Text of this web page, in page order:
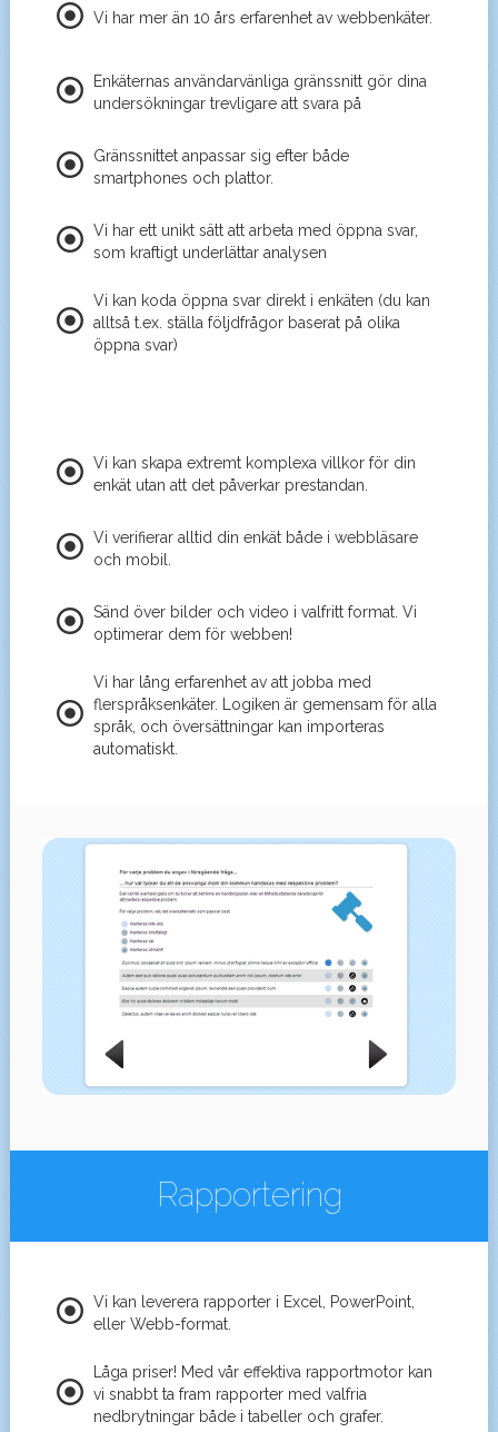
Vi har mer än 10 års erfarenhet av webbenkäter.
Enkäternas användarvänliga gränssnitt gör dina
undersökningar trevligare att svara på
Gränssnittet anpassar sig efter både
smartphones och plattor.
Vi har ett unikt sätt att arbeta med öppna svar,
som kraftigt underlättar analysen
Vi kan koda öppna svar direkt i enkäten (du kan
alltså t.ex. ställa följdfrågor baserat på olika
öppna svar)
Vi kan skapa extremt komplexa villkor för din
enkät utan att det påverkar prestandan.
Vi verifierar alltid din enkät både i webbläsare
och mobil.
Sänd över bilder och video i valfritt format. Vi
optimerar dem för webben!
Vi har lång erfarenhet av att jobba med
flerspråksenkäter. Logiken är gemensam för alla
språk, och översättningar kan importeras
automatiskt.
Rapportering
Vi kan leverera rapporter i Excel, PowerPoint,
eller Webb-format.
Låga priser! Med vår effektiva rapportmotor kan
vi snabbt ta fram rapporter med valfria
nedbrytningar både i tabeller och grafer.